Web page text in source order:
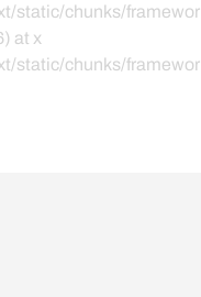
static/chunks/
at x
static/chunks/